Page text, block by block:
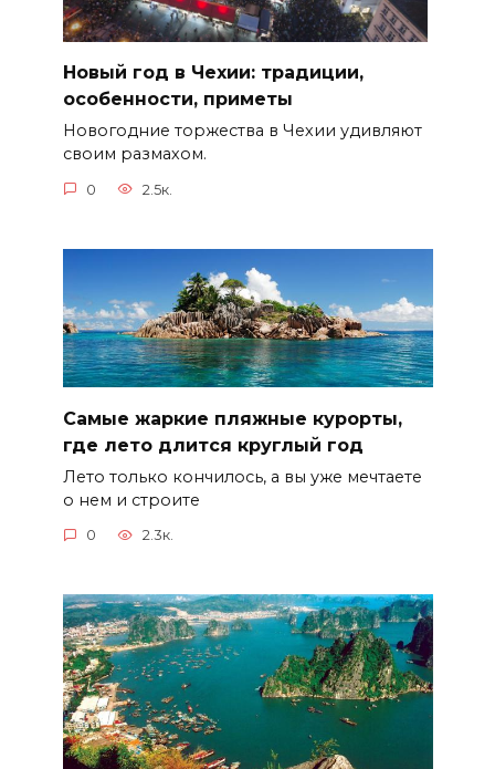
Новый год в Чехии: традиции,
особенности, приметы
Новогодние торжества в Чехии удивляют
своим размахом.
0 2.5к.
Самые жаркие пляжные курорты,
где лето длится круглый год
Лето только кончилось, а вы уже мечтаете
о нем и строите
0 2.3к.